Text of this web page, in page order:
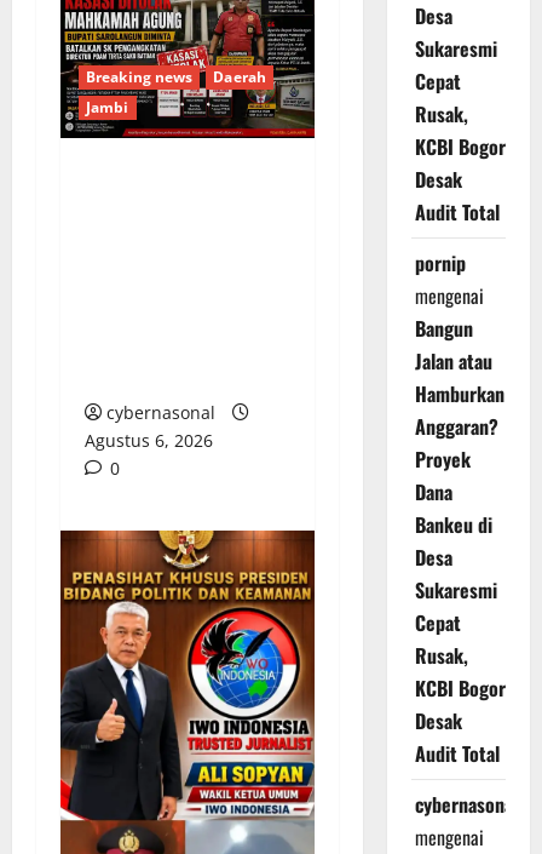
Breaking news
Daerah
Jambi
cybernasonal
Agustus 6, 2026
0
Desa
Sukaresmi
Cepat
Rusak,
KCBI Bogor
Desak
Audit Total
pornip
mengenai
Bangun
Jalan atau
Hamburkan
Anggaran?
Proyek
Dana
Bankeu di
Desa
Sukaresmi
Cepat
Rusak,
KCBI Bogor
Desak
Audit Total
cybernasonal
mengenai